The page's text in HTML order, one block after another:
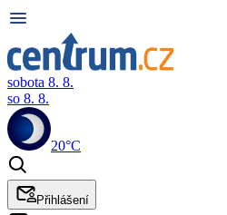
sobota 8. 8.
so 8. 8.
20°C
Přihlášení